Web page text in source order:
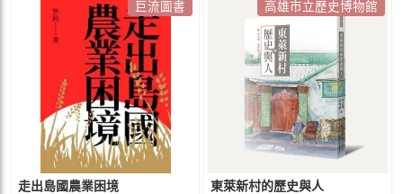
巨流圖書
走出島國農業困境
高雄市立歷史博物館
東萊新村的歷史與人